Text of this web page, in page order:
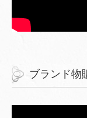
ブランド物